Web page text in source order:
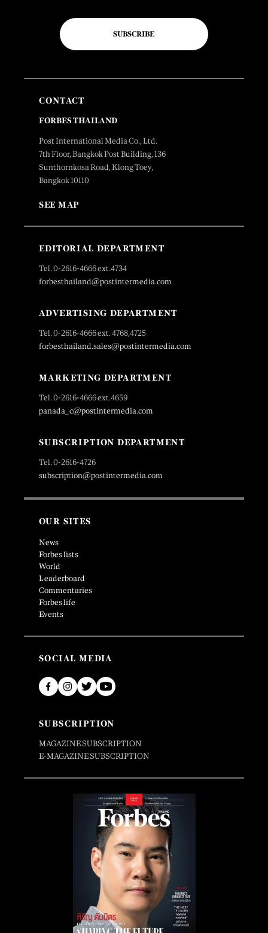
SUBSCRIBE
CONTACT
FORBES THAILAND
Post International Media Co., Ltd.
7th Floor, Bangkok Post Building, 136
Sunthornkosa Road, Klong Toey,
Bangkok 10110
SEE MAP
EDITORIAL DEPARTMENT
Tel. 0-2616-4666 ext.4734
forbesthailand@postintermedia.com
ADVERTISING DEPARTMENT
Tel. 0-2616-4666 ext. 4768,4725
forbesthailand.sales@postintermedia.com
MARKETING DEPARTMENT
Tel. 0-2616-4666 ext.4659
panada_c@postintermedia.com
SUBSCRIPTION DEPARTMENT
Tel. 0-2616-4726
subscription@postintermedia.com
OUR SITES
News
Forbes lists
World
Leaderboard
Commentaries
Forbes life
Events
SOCIAL MEDIA
SUBSCRIPTION
MAGAZINE SUBSCRIPTION
E-MAGAZINE SUBSCRIPTION